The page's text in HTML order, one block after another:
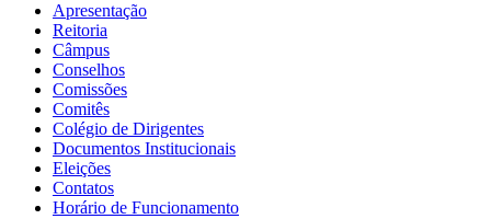
Apresentação
Reitoria
Câmpus
Conselhos
Comissões
Comitês
Colégio de Dirigentes
Documentos Institucionais
Eleições
Contatos
Horário de Funcionamento